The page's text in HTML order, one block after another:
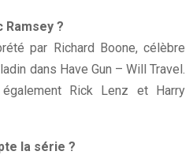
Ramsey ?
par Richard Boone, célèbre
dans Have Gun – Will Travel.
Rick Lenz et Harry
la série ?